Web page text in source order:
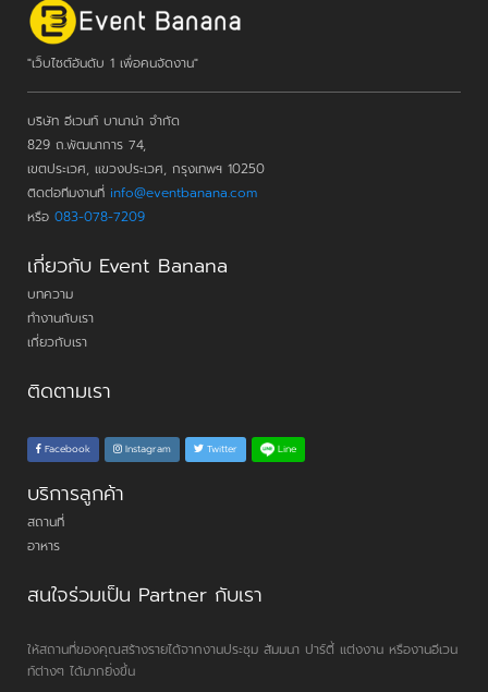
"เว็บไซต์อันดับ 1 เพื่อคนจัดงาน"
บริษัท อีเวนท์ บานาน่า จำกัด
829 ถ.พัฒนาการ 74,
เขตประเวศ, แขวงประเวศ, กรุงเทพฯ 10250
ติดต่อทีมงานที่ info@eventbanana.com
หรือ 083-078-7209
เกี่ยวกับ Event Banana
บทความ
ทำงานกับเรา
เกี่ยวกับเรา
ติดตามเรา
Facebook Instagram Twitter Line
บริการลูกค้า
สถานที่
อาหาร
สนใจร่วมเป็น Partner กับเรา
ให้สถานที่ของคุณสร้างรายได้จากงานประชุม สัมมนา ปาร์ตี้ แต่งงาน หรืองานอีเวน
ท์ต่างๆ ได้มากยิ่งขึ้น